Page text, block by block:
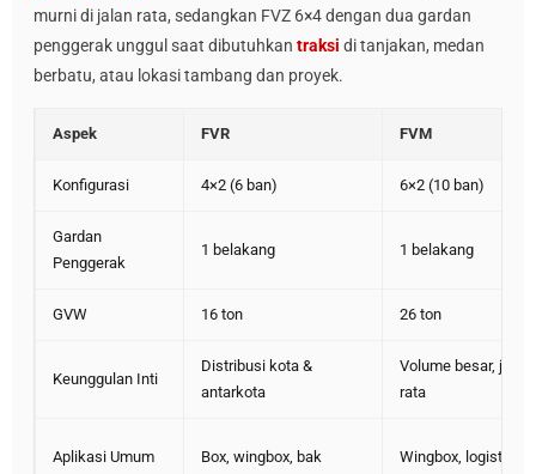
murni di jalan rata, sedangkan FVZ 6×4 dengan dua gardan
penggerak unggul saat dibutuhkan traksi di tanjakan, medan
berbatu, atau lokasi tambang dan proyek.
Aspek FVR FVM
Konfigurasi 4×2 (6 ban) 6×2 (10 ban)
Gardan
Penggerak
1 belakang 1 belakang
GVW 16 ton 26 ton
Keunggulan Inti
Distribusi kota &
antarkota
Volume besar, jalan
rata
Aplikasi Umum Box, wingbox, bak Wingbox, logistik